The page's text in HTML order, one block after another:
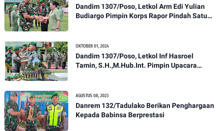
Dandim 1307/Poso, Letkol Arm Edi Yulian
Budiargo Pimpin Korps Rapor Pindah Satuan
OKTOBER 01, 2024
Dandim 1307/Poso, Letkol Inf Hasroel
Tamin, S.H.,M.Hub.Int. Pimpin Upacara
AGUSTUS 08, 2023
Danrem 132/Tadulako Berikan Penghargaan
Kepada Babinsa Berprestasi